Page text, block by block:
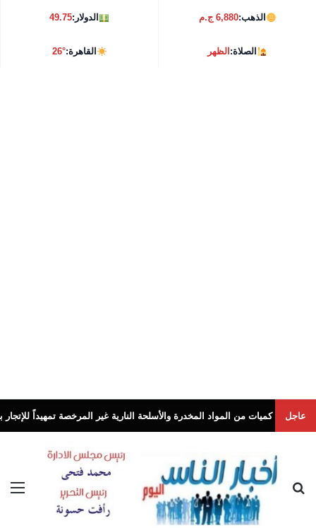
الذهب:6,880 ج.م الدولار:49.75
الصلاة:الظهر القاهرة:26°
عاجل
المواد المخدرة والأسلحة النارية غير المرخصة تمهيداً للإتجار بها أخبار
بحث عن